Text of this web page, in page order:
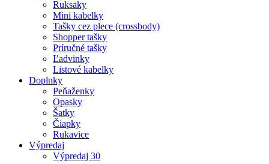
Ruksaky
Mini kabelky
Tašky cez plece (crossbody)
Shopper tašky
Príručné tašky
Ľadvinky
Listové kabelky
Doplnky
Peňaženky
Opasky
Šatky
Čiapky
Rukavice
Výpredaj
Výpredaj 30